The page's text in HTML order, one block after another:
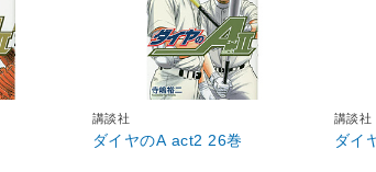
講談社
ダイヤのA act2 26巻
講談社